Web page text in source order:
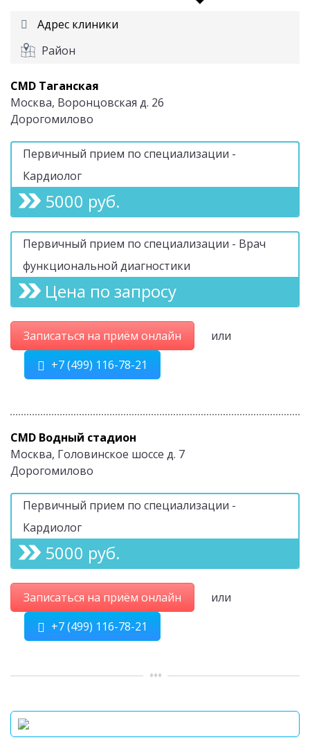
Адрес клиники
Район
CMD Таганская
Москва, Воронцовская д. 26
Дорогомилово
Первичный прием по специализации -
Кардиолог
5000 руб.
Первичный прием по специализации - Врач
функциональной диагностики
Цена по запросу
Записаться на приём онлайн
или
+7 (499) 116-78-21
CMD Водный стадион
Москва, Головинское шоссе д. 7
Дорогомилово
Первичный прием по специализации -
Кардиолог
5000 руб.
Записаться на приём онлайн
или
+7 (499) 116-78-21